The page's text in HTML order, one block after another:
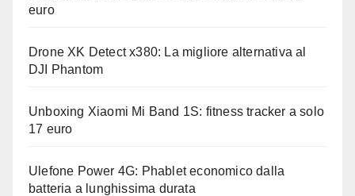
euro
Drone XK Detect x380: La migliore alternativa al
DJI Phantom
Unboxing Xiaomi Mi Band 1S: fitness tracker a solo
17 euro
Ulefone Power 4G: Phablet economico dalla
batteria a lunghissima durata